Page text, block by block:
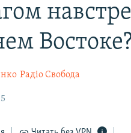
Радіо Свобода